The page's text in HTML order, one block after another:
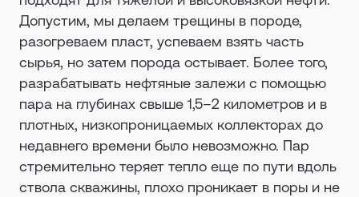
Допустим, мы делаем трещины в породе,
разогреваем пласт, успеваем взять часть
сырья, но затем порода остывает. Более того,
разрабатывать нефтяные залежи с помощью
пара на глубинах свыше 1,5–2 километров и в
плотных, низкопроницаемых коллекторах до
недавнего времени было невозможно. Пар
стремительно теряет тепло еще по пути вдоль
ствола скважины, плохо проникает в поры и не